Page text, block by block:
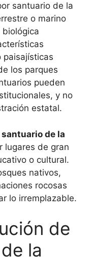
santuario de la
o marino
paisajísticas
los parques
pueden
y no
estatal.
de la
lugares de gran
o cultural.
nativos,
rocosas
lo irremplazable.
de
la